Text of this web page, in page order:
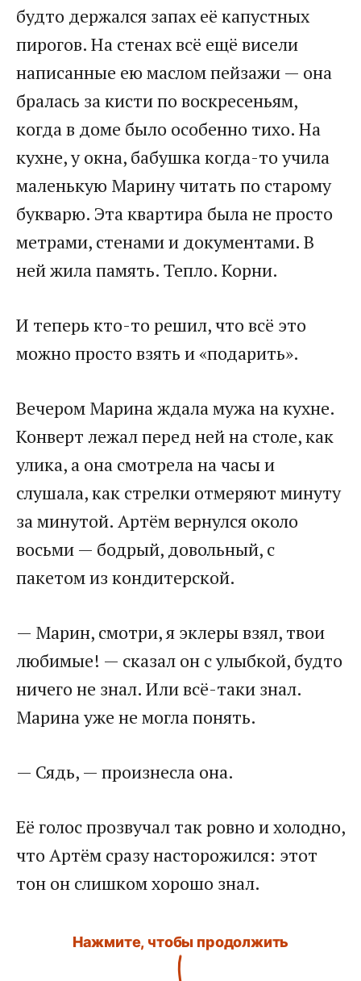
будто держался запах её капустных
пирогов. На стенах всё ещё висели
написанные ею маслом пейзажи — она
бралась за кисти по воскресеньям,
когда в доме было особенно тихо. На
кухне, у окна, бабушка когда-то учила
маленькую Марину читать по старому
букварю. Эта квартира была не просто
метрами, стенами и документами. В
ней жила память. Тепло. Корни.
И теперь кто-то решил, что всё это
можно просто взять и «подарить».
Вечером Марина ждала мужа на кухне.
Конверт лежал перед ней на столе, как
улика, а она смотрела на часы и
слушала, как стрелки отмеряют минуту
за минутой. Артём вернулся около
восьми — бодрый, довольный, с
пакетом из кондитерской.
— Марин, смотри, я эклеры взял, твои
любимые! — сказал он с улыбкой, будто
ничего не знал. Или всё-таки знал.
Марина уже не могла понять.
— Сядь, — произнесла она.
Её голос прозвучал так ровно и холодно,
что Артём сразу насторожился: этот
тон он слишком хорошо знал.
Нажмите, чтобы продолжить